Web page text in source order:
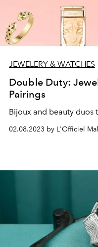
JEWELERY & WATCHES
Double Duty:
Pairings
Bijoux and beauty duos
02.08.2023 by L'Officiel